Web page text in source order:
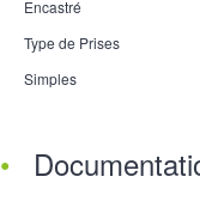
Encastré
Type de Prises
Simples